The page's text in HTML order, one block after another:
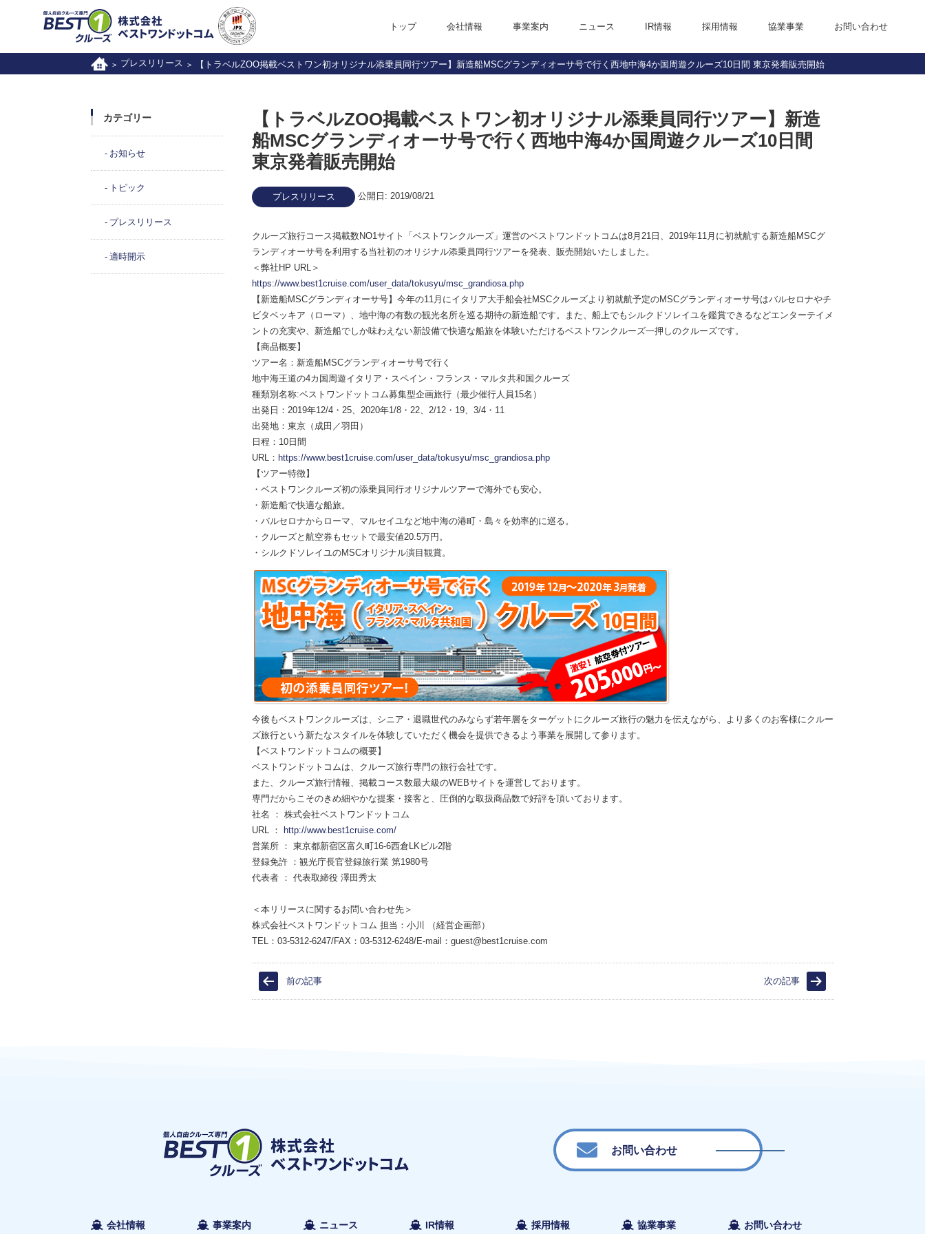
トップ 会社情報
代表メッセージ
経営理念・ビジョン
行動指針・バリュー10
お客様応対サービス指針
会社概要
役員紹介
沿革
アクセス
オフィス紹介
事業案内 ニュース IR情報
株主・投資家の皆様へ
業績ハイライト
成長戦略
IRライブラリ
株主優待
よくあるご質問
電子公告
採用情報 協業事業 お問い合わせ
> プレスリリース > 【トラベルZOO掲載ベストワン初オリジナル添乗員同行ツアー】新造船MSCグランディオーサ号で行く西地中海4か国周遊クルーズ10日間 東京発着販売開始
【トラベルZOO掲載ベストワン初オリジナル添乗員同行ツアー】新造
船MSCグランディオーサ号で行く西地中海4か国周遊クルーズ10日間
東京発着販売開始
プレスリリース 公開日: 2019/08/21
クルーズ旅行コース掲載数NO1サイト「ベストワンクルーズ」運営のベストワンドットコムは8月21日、2019年11月に初就航する新造船MSCグ
ランディオーサ号を利用する当社初のオリジナル添乗員同行ツアーを発表、販売開始いたしました。
＜弊社HP URL＞
https://www.best1cruise.com/user_data/tokusyu/msc_grandiosa.php
【新造船MSCグランディオーサ号】今年の11月にイタリア大手船会社MSCクルーズより初就航予定のMSCグランディオーサ号はバルセロナやチ
ビタベッキア（ローマ）、地中海の有数の観光名所を巡る期待の新造船です。また、船上でもシルクドソレイユを鑑賞できるなどエンターテイメ
ントの充実や、新造船でしか味わえない新設備で快適な船旅を体験いただけるベストワンクルーズ一押しのクルーズです。
【商品概要】
ツアー名：新造船MSCグランディオーサ号で行く
地中海王道の4カ国周遊イタリア・スペイン・フランス・マルタ共和国クルーズ
種類別名称:ベストワンドットコム募集型企画旅行（最少催行人員15名）
出発日：2019年12/4・25、2020年1/8・22、2/12・19、3/4・11
出発地：東京（成田／羽田）
日程：10日間
URL： https://www.best1cruise.com/user_data/tokusyu/msc_grandiosa.php
【ツアー特徴】
・ベストワンクルーズ初の添乗員同行オリジナルツアーで海外でも安心。
・新造船で快適な船旅。
・バルセロナからローマ、マルセイユなど地中海の港町・島々を効率的に巡る。
・クルーズと航空券もセットで最安値20.5万円。
・シルクドソレイユのMSCオリジナル演目観賞。
今後もベストワンクルーズは、シニア・退職世代のみならず若年層をターゲットにクルーズ旅行の魅力を伝えながら、より多くのお客様にクルー
ズ旅行という新たなスタイルを体験していただく機会を提供できるよう事業を展開して参ります。
【ベストワンドットコムの概要】
ベストワンドットコムは、クルーズ旅行専門の旅行会社です。
また、クルーズ旅行情報、掲載コース数最大級のWEBサイトを運営しております。
専門だからこそのきめ細やかな提案・接客と、圧倒的な取扱商品数で好評を頂いております。
社名 ： 株式会社ベストワンドットコム
URL ： http://www.best1cruise.com/
営業所 ： 東京都新宿区富久町16-6西倉LKビル2階
登録免許 ：観光庁長官登録旅行業 第1980号
代表者 ： 代表取締役 澤田秀太
＜本リリースに関するお問い合わせ先＞
株式会社ベストワンドットコム 担当：小川 （経営企画部）
TEL：03-5312-6247/FAX：03-5312-6248/E-mail：guest@best1cruise.com
前の記事 次の記事
カテゴリー
お知らせ
トピック
プレスリリース
適時開示
お問い合わせ
会社情報 事業案内 ニュース IR情報 採用情報 協業事業 お問い合わせ